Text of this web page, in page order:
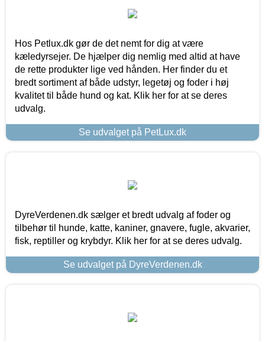
Hos Petlux.dk gør de det nemt for dig at være
kæledyrsejer. De hjælper dig nemlig med altid at have
de rette produkter lige ved hånden. Her finder du et
bredt sortiment af både udstyr, legetøj og foder i høj
kvalitet til både hund og kat. Klik her for at se deres
udvalg.
Se udvalget på PetLux.dk
DyreVerdenen.dk sælger et bredt udvalg af foder og
tilbehør til hunde, katte, kaniner, gnavere, fugle, akvarier,
fisk, reptiller og krybdyr. Klik her for at se deres udvalg.
Se udvalget på DyreVerdenen.dk